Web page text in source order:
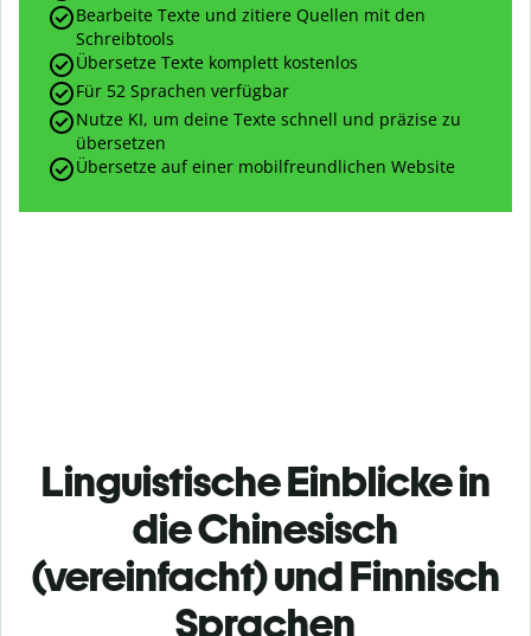
Bearbeite Texte und zitiere Quellen mit den
Schreibtools
Übersetze Texte komplett kostenlos
Für 52 Sprachen verfügbar
Nutze KI, um deine Texte schnell und präzise zu
übersetzen
Übersetze auf einer mobilfreundlichen Website
Linguistische Einblicke in
die Chinesisch
(vereinfacht) und Finnisch
Sprachen